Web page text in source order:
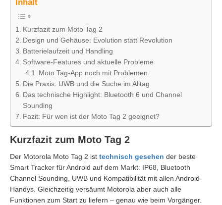
Inhalt
Kurzfazit zum Moto Tag 2
Design und Gehäuse: Evolution statt Revolution
Batterielaufzeit und Handling
Software-Features und aktuelle Probleme
Moto Tag-App noch mit Problemen
Die Praxis: UWB und die Suche im Alltag
Das technische Highlight: Bluetooth 6 und Channel
Sounding
Fazit: Für wen ist der Moto Tag 2 geeignet?
Kurzfazit zum Moto Tag 2
Der Motorola Moto Tag 2 ist technisch gesehen der beste
Smart Tracker für Android auf dem Markt: IP68, Bluetooth
Channel Sounding, UWB und Kompatibilität mit allen Android-
Handys. Gleichzeitig versäumt Motorola aber auch alle
Funktionen zum Start zu liefern – genau wie beim Vorgänger.